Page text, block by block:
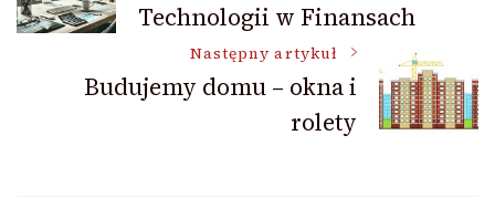
wpisuTechnologii w Finansach
Następny artykuł
Budujemy domu – okna i
rolety